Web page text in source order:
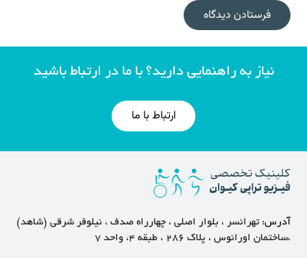
فرستادن دیدگاه
نیاز به راهنمایی دارید؟ با ما در ارتباط باشید
ارتباط با ما
آدرس:تهرانسر ، بلوار اصلی ، چهارراه صدف ، نیلوفر شرقی (شاهد)
،ساختمان اورانوس ، پلاک ۲۸۶ ، طبقه ۴، واحد ۷